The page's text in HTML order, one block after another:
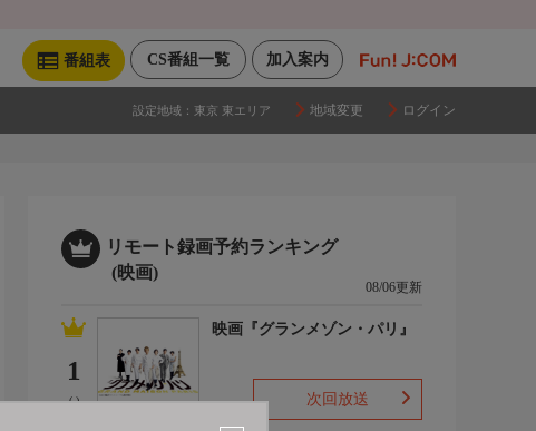
加入案内
CS番組一覧
番組表
設定地域： 東京 東エリア 地域変更 ログイン
リモート録画予約ランキング
(映画)
08/06更新
1
(-)
映画『グランメゾン・パリ』
次回放送